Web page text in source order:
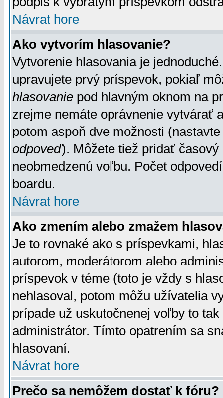
Návrat hore
Ako vytvorím hlasovanie?
Vytvorenie hlasovania je
upravujete prvý príspevok, pokiaľ
hlasovanie pod hlavným oknom na
zrejme nemáte oprávnenie vytvárať
potom aspoň dve možnosti
odpoveď). Môžete tiež pridať
neobmedzenú voľbu. Počet
boardu.
Návrat hore
Ako zmením alebo zmažem
Je to rovnaké ako s príspevkami,
autorom, moderátorom alebo
príspevok v téme (toto je vždy s
nehlasoval, potom môžu užívatelia
prípade už uskutočnenej voľby to
administrátor. Tímto opatrením sa
hlasovaní.
Návrat hore
Prečo sa nemôžem dostať k fóru?